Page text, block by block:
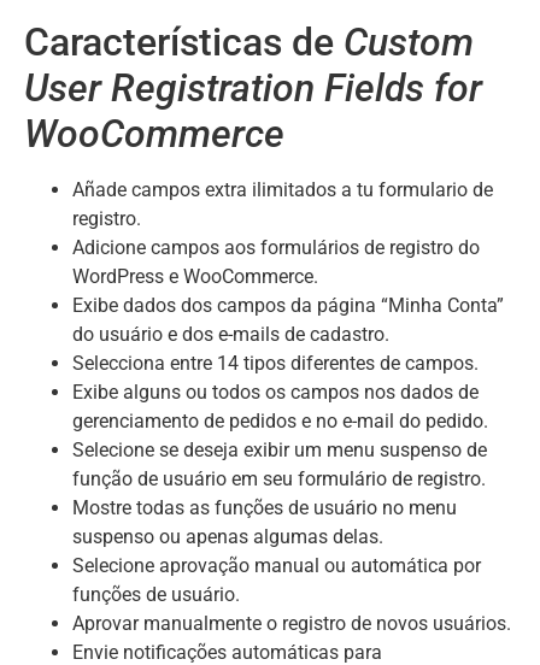
Características de Custom
User Registration Fields for
WooCommerce
Añade campos extra ilimitados a tu formulario de
registro.
Adicione campos aos formulários de registro do
WordPress e WooCommerce.
Exibe dados dos campos da página “Minha Conta”
do usuário e dos e-mails de cadastro.
Selecciona entre 14 tipos diferentes de campos.
Exibe alguns ou todos os campos nos dados de
gerenciamento de pedidos e no e-mail do pedido.
Selecione se deseja exibir um menu suspenso de
função de usuário em seu formulário de registro.
Mostre todas as funções de usuário no menu
suspenso ou apenas algumas delas.
Selecione aprovação manual ou automática por
funções de usuário.
Aprovar manualmente o registro de novos usuários.
Envie notificações automáticas para